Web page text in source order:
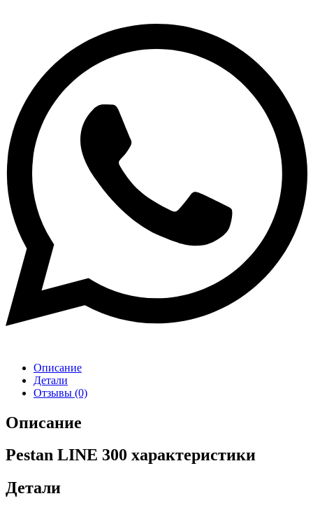
Описание
Детали
Отзывы (0)
Описание
Pestan LINE 300 характеристики
Детали